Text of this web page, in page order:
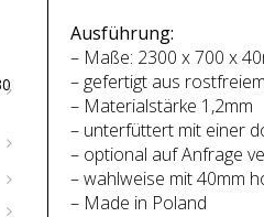
Ausführung:
– Maße: 2300 x 700 x
– gefertigt aus
– Materialstärke 1,2mm
– unterfüttert mit einer
– optional auf Anfrage
– wahlweise mit 40mm
– Made in Poland